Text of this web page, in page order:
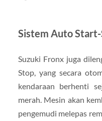
Sistem Auto
Suzuki Fronx juga
Stop, yang secara
kendaraan berhenti
merah. Mesin akan
pengemudi melepas